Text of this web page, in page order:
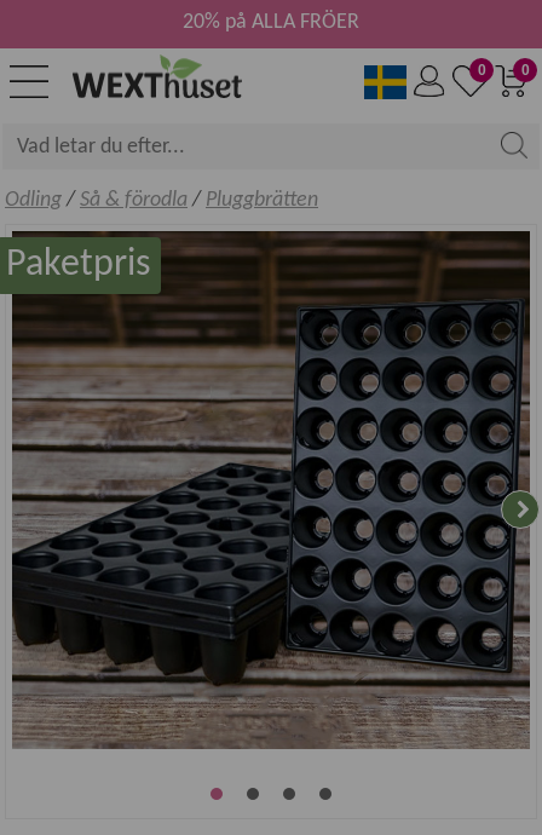
0
0
20% på ALLA FRÖER
Odling/ Så & förodla / Pluggbrätten
Paketpris